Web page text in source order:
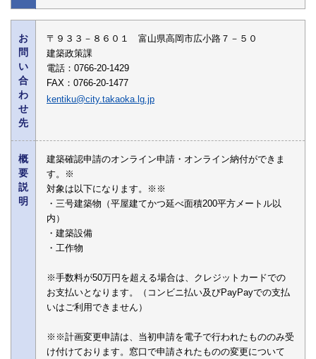
お
問
い
合
わ
せ
先
〒９３３－８６０１ 富山県高岡市広小路７－５０
建築政策課
電話：0766-20-1429
FAX：0766-20-1477
kentiku@city.takaoka.lg.jp
概
要
説
明
建築確認申請のオンライン申請・オンライン納付ができま
す。※
対象は以下になります。※※
・三号建築物（平屋建てかつ延べ面積200平方メートル以
内）
・建築設備
・工作物
※手数料が50万円を超える場合は、クレジットカードでの
お支払いとなります。（コンビニ払い及びPayPayでの支払
いはご利用できません）
※※計画変更申請は、当初申請を電子で行われたもののみ受
け付けております。窓口で申請されたものの変更について